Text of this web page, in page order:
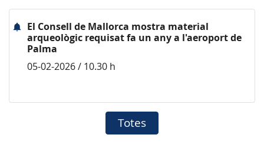
El Consell de Mallorca mostra material
arqueològic requisat fa un any a l'aeroport de
Palma
05-02-2026 / 10.30 h
Totes